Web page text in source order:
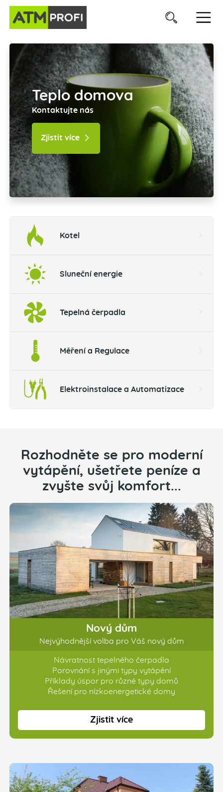
Teplo domova
Kontaktujte nás
Zjistit více
Kotel
Sluneční energie
Tepelná čerpadla
Měření a Regulace
Elektroinstalace a Automatizace
Rozhodněte se pro moderní
vytápění, ušetřete peníze a
zvyšte svůj komfort...
Nový dům
Nejvýhodnější volba pro Váš nový dům
Návratnost tepelného čerpadla
Porovnání s jinými typy vytápění
Příklady úspor pro různé typy domů
Řešení pro nízkoenergetické domy
Zjistit více